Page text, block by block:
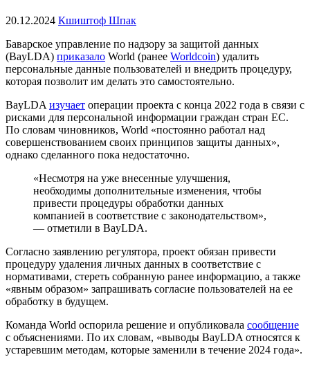
20.12.2024 Кшиштоф Шпак
Баварское управление по надзору за защитой данных
(BayLDA) приказало World (ранее Worldcoin) удалить
персональные данные пользователей и внедрить процедуру,
которая позволит им делать это самостоятельно.
BayLDA изучает операции проекта с конца 2022 года в связи с
рисками для персональной информации граждан стран ЕС.
По словам чиновников, World «постоянно работал над
совершенствованием своих принципов защиты данных»,
однако сделанного пока недостаточно.
«Несмотря на уже внесенные улучшения,
необходимы дополнительные изменения, чтобы
привести процедуры обработки данных
компанией в соответствие с законодательством»,
— отметили в BayLDA.
Согласно заявлению регулятора, проект обязан привести
процедуру удаления личных данных в соответствие с
нормативами, стереть собранную ранее информацию, а также
«явным образом» запрашивать согласие пользователей на ее
обработку в будущем.
Команда World оспорила решение и опубликовала сообщение
с объяснениями. По их словам, «выводы BayLDA относятся к
устаревшим методам, которые заменили в течение 2024 года».